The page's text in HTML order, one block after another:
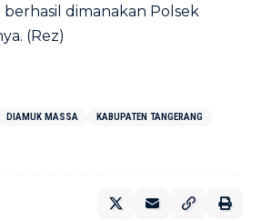
dimanakan Polsek
(Rez)
DIAMUK MASSA
KABUPATEN TANGERANG